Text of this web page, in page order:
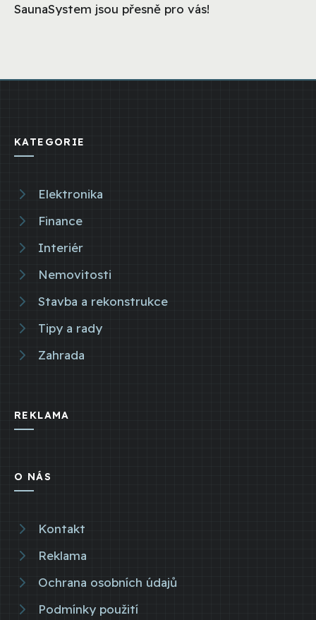
SaunaSystem jsou přesně pro vás!
KATEGORIE
Elektronika
Finance
Interiér
Nemovitosti
Stavba a rekonstrukce
Tipy a rady
Zahrada
REKLAMA
O NÁS
Kontakt
Reklama
Ochrana osobních údajů
Podmínky použití